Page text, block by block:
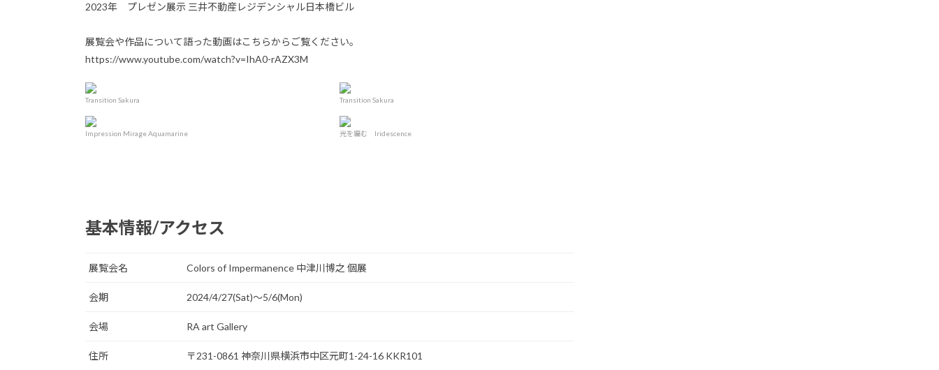
2023年 プレゼン展示 三井不動産レジデンシャル日本橋ビル
展覧会や作品について語った動画はこちらからご覧ください。
https://www.youtube.com/watch?v=IhA0-rAZX3M
Transition Sakura Transition Sakura
Impression Mirage Aquamarine 光を編む Iridescence
基本情報/アクセス
展覧会名 Colors of Impermanence 中津川博之 個展
会期 2024/4/27(Sat)〜5/6(Mon)
会場 RA art Gallery
住所 〒231-0861 神奈川県横浜市中区元町1-24-16 KKR101